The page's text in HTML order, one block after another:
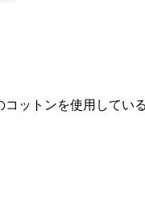
ットンを使用して